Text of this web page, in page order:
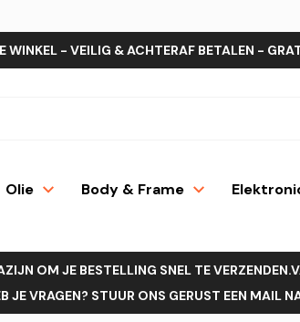
WINKEL - VEILIG & ACHTERAF BETALEN -
Olie Body & Frame
OM JE BESTELLING SNEL TE
VRAGEN? STUUR ONS GERUST EEN MAIL